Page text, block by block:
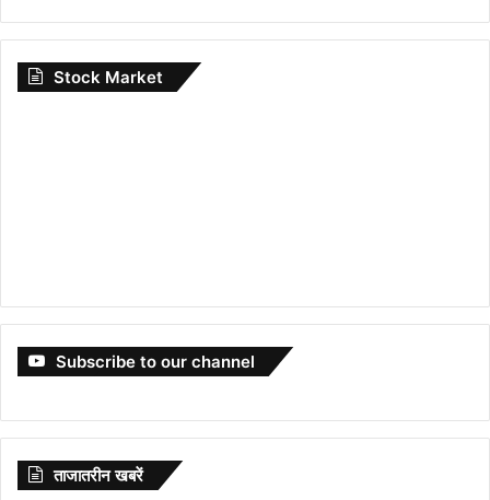
Stock Market
Subscribe to our channel
ताजातरीन खबरें